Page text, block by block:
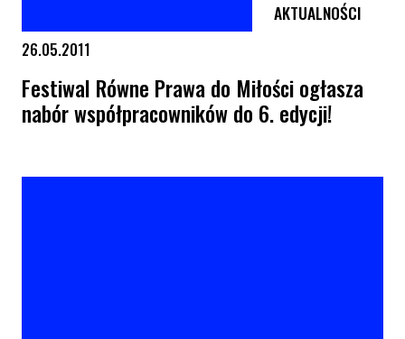
AKTUALNOŚCI
26.05.2011
Festiwal Równe Prawa do Miłości ogłasza
nabór współpracowników do 6. edycji!